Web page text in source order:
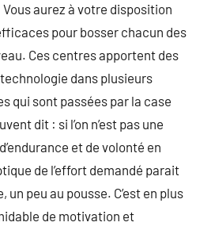
aurez à votre disposition
pour bosser chacun des
Ces centres apportent des
dans plusieurs
qui sont passées par la case
dit : si l’on n’est pas une
et de volonté en
de l’effort demandé parait
peu au pousse. C’est en plus
de motivation et